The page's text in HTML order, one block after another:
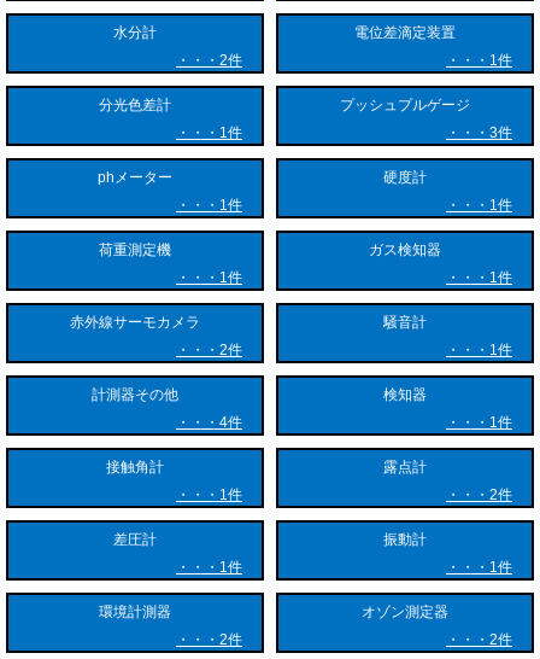
■オゾン測定器の主な用途
オゾンは強力な殺菌・脱臭・酸化力を持ちながら、分解すると酸素に戻
るため残留物が残らないという優れた特徴を持っています。そのため、
多種多様な産業分野で導入が進んでおり、オゾン測定器の用途も広がっ
水処理およびインフラ分野では、上下水道の殺菌やプール・浴場水の水
質管理、工業排水の脱色・脱臭処理において、水中の残留オゾン濃度や
排ガス中のオゾン濃度を監視するために活用されています。
半導体や液晶などの精密電子部品製造分野では、ウエハの超純水オゾン
洗浄工程やレジスト剥離プロセスなどで高濃度のオゾンが使用されま
す。ここでは、製品の製造品質を均一に保つための精密なプロセス制御
用として測定器が不可欠となっています。
食品・医薬品分野では、工場内の空間殺菌や製造ラインの除菌、包装資
材の消毒などにオゾンが利用されます。十分な殺菌効果を得るための濃
度管理や、作業再開時にオゾンが安全なレベルまで低減されたかを確認
するために用いられます。
労働安全衛生・環境管理においても重要です。オゾンは高濃度になると
人体に有害な影響を及ぼすため、作業環境中の許容濃度（一般的に
0.1ppm以下）を超えないよう、漏洩監視用として定置型やポータブル
水分計
2件
電位差滴定装置
1件
分光色差計
1件
プッシュプルゲージ
3件
phメーター
1件
硬度計
1件
荷重測定機
1件
ガス検知器
1件
赤外線サーモカメラ
2件
騒音計
1件
計測器その他
4件
検知器
1件
接触角計
1件
露点計
2件
差圧計
1件
振動計
1件
環境計測器
2件
オゾン測定器
2件